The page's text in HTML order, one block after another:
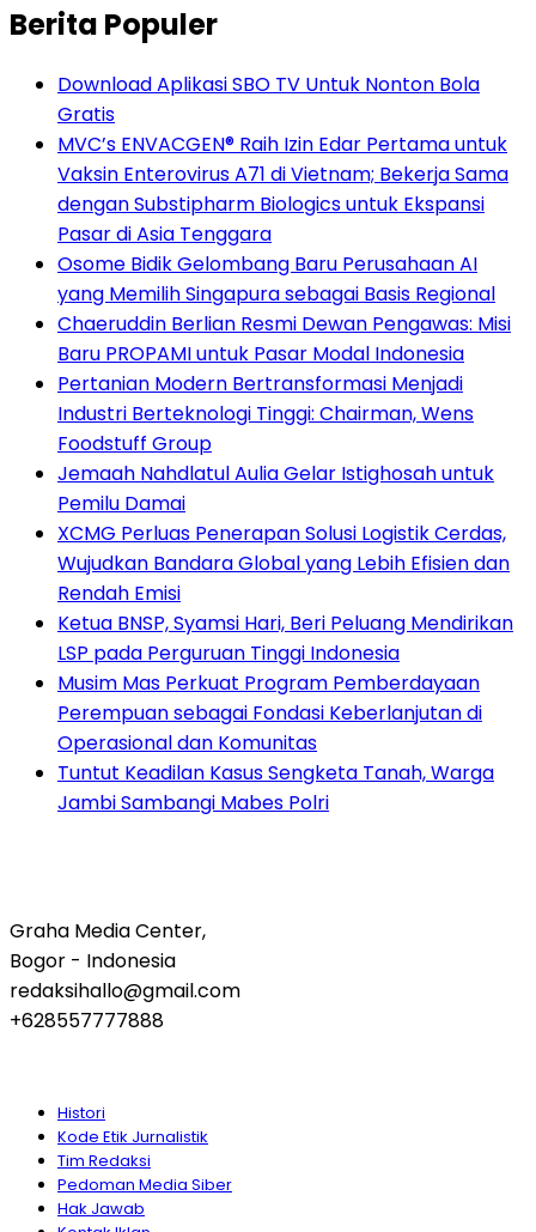
Berita Populer
Download Aplikasi SBO TV Untuk Nonton Bola
Gratis
MVC’s ENVACGEN® Raih Izin Edar Pertama untuk
Vaksin Enterovirus A71 di Vietnam; Bekerja Sama
dengan Substipharm Biologics untuk Ekspansi
Pasar di Asia Tenggara
Osome Bidik Gelombang Baru Perusahaan AI
yang Memilih Singapura sebagai Basis Regional
Chaeruddin Berlian Resmi Dewan Pengawas: Misi
Baru PROPAMI untuk Pasar Modal Indonesia
Pertanian Modern Bertransformasi Menjadi
Industri Berteknologi Tinggi: Chairman, Wens
Foodstuff Group
Jemaah Nahdlatul Aulia Gelar Istighosah untuk
Pemilu Damai
XCMG Perluas Penerapan Solusi Logistik Cerdas,
Wujudkan Bandara Global yang Lebih Efisien dan
Rendah Emisi
Ketua BNSP, Syamsi Hari, Beri Peluang Mendirikan
LSP pada Perguruan Tinggi Indonesia
Musim Mas Perkuat Program Pemberdayaan
Perempuan sebagai Fondasi Keberlanjutan di
Operasional dan Komunitas
Tuntut Keadilan Kasus Sengketa Tanah, Warga
Jambi Sambangi Mabes Polri
Graha Media Center,
Bogor - Indonesia
redaksihallo@gmail.com
+628557777888
Histori
Kode Etik Jurnalistik
Tim Redaksi
Pedoman Media Siber
Hak Jawab